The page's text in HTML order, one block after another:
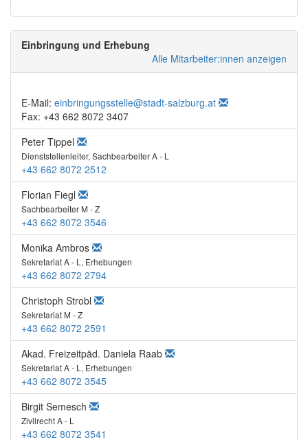
Einbringung und Erhebung
Alle Mitarbeiter:innen anzeigen
E-Mail: einbringungsstelle@stadt-salzburg.at
Fax: +43 662 8072 3407
Peter Tippel
Dienststellenleiter, Sachbearbeiter A - L
+43 662 8072 2512
Florian Fiegl
Sachbearbeiter M - Z
+43 662 8072 3546
Monika Ambros
Sekretariat A - L, Erhebungen
+43 662 8072 2794
Christoph Strobl
Sekretariat M - Z
+43 662 8072 2591
Akad. Freizeitpäd. Daniela Raab
Sekretariat A - L, Erhebungen
+43 662 8072 3545
Birgit Semesch
Zivilrecht A - L
+43 662 8072 3541